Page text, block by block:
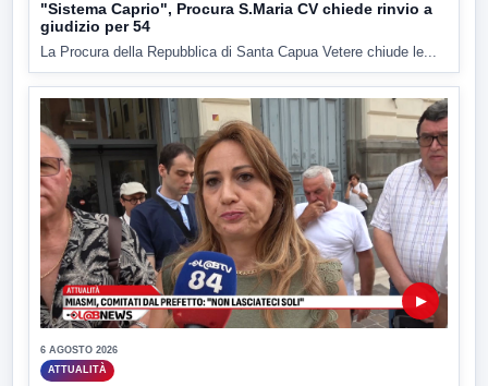
"Sistema Caprio", Procura S.Maria CV chiede rinvio a
giudizio per 54
La Procura della Repubblica di Santa Capua Vetere chiude le...
▶
6 AGOSTO 2026
ATTUALITÀ